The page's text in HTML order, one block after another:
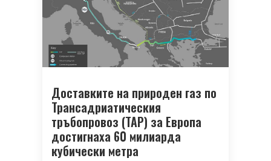
Доставките на природен газ по
Трансадриатическия
тръбопровоз (TAP) за Европа
достигнаха 60 милиарда
кубически метра